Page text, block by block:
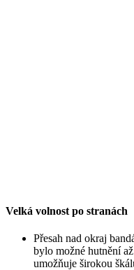
Velká volnost po stranách
Přesah nad okraj
bylo možné hutnění
umožňuje širokou